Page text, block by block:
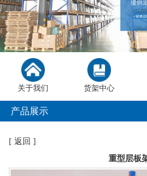
关于我们 货架中心
产品展示
[ 返回 ]
重型层板